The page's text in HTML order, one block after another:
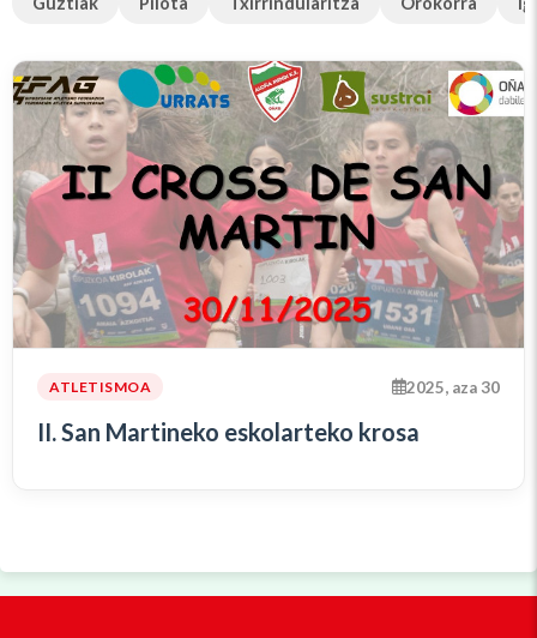
ATLETISMOA 2025, aza 30
II. San Martineko eskolarteko krosa